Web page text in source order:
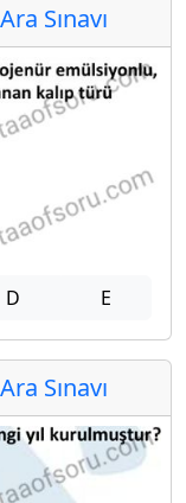
Sınavı
D E
Sınavı